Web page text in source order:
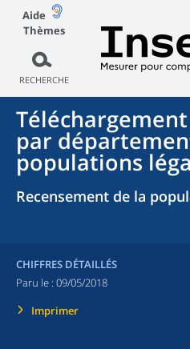
Aide
Thèmes
RECHERCHE
par
populations
Recensement de la
CHIFFRES DÉTAILLÉS
Paru le : 09/05/2018
Imprimer